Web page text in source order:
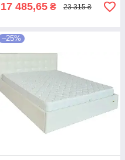
17 485,65 ₴ 23 315 ₴
–25%